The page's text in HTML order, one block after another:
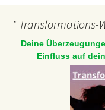
* Transformations-
Deine
Einfluss auf